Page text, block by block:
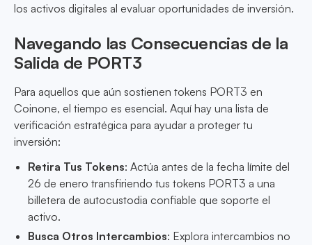
los activos digitales al evaluar oportunidades de inversión.
Navegando las Consecuencias de la
Salida de PORT3
Para aquellos que aún sostienen tokens PORT3 en
Coinone, el tiempo es esencial. Aquí hay una lista de
verificación estratégica para ayudar a proteger tu
inversión:
Retira Tus Tokens: Actúa antes de la fecha límite del
26 de enero transfiriendo tus tokens PORT3 a una
billetera de autocustodia confiable que soporte el
activo.
Busca Otros Intercambios: Explora intercambios no